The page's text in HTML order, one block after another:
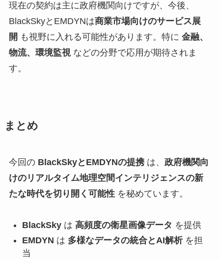
現在の契約は主に政府機関向けですが、今後、
BlackSkyとEMDYNは商業市場向けのサービス展
開 も視野に入れる可能性があります。特に 金融、
物流、環境監視などの分野で応用が期待されま
す。
まとめ
今回の BlackSkyとEMDYNの提携は、 政府機関向
けのリアルタイム地理空間インテリジェンスの新
たな時代を切り開く可能性を秘めています。
BlackSkyは 高頻度の衛星画像データ を提供
EMDYN は 多様なデータの統合とAI解析を担
当